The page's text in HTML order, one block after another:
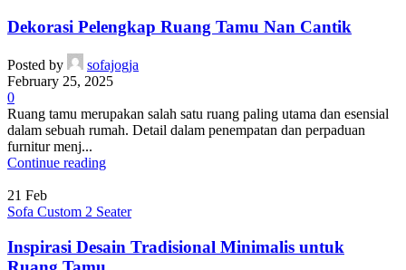
Dekorasi Pelengkap Ruang Tamu Nan Cantik
Posted by
sofajogja
February 25, 2025
0
Ruang tamu merupakan salah satu ruang paling utama dan esensial
dalam sebuah rumah. Detail dalam penempatan dan perpaduan
furnitur menj...
Continue reading
21 Feb
Sofa Custom 2 Seater
Inspirasi Desain Tradisional Minimalis untuk